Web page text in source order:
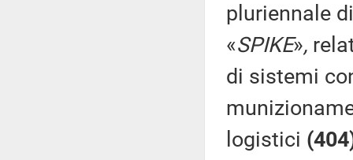
pluriennale
«SPIKE»,
di sistemi
logistici